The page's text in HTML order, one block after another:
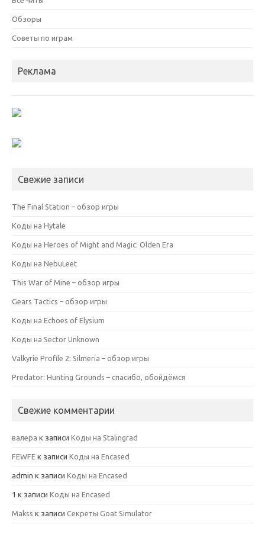
Обзоры
Советы по играм
Реклама
Свежие записи
The Final Station – обзор игры
Коды на Hytale
Коды на Heroes of Might and Magic: Olden Era
Коды на NebuLeet
This War of Mine – обзор игры
Gears Tactics – обзор игры
Коды на Echoes of Elysium
Коды на Sector Unknown
Valkyrie Profile 2: Silmeria – обзор игры
Predator: Hunting Grounds – спасибо, обойдёмся
Свежие комментарии
валера к записи Коды на Stalingrad
FEWFE к записи Коды на Encased
admin к записи Коды на Encased
1 к записи Коды на Encased
Makss к записи Секреты Goat Simulator